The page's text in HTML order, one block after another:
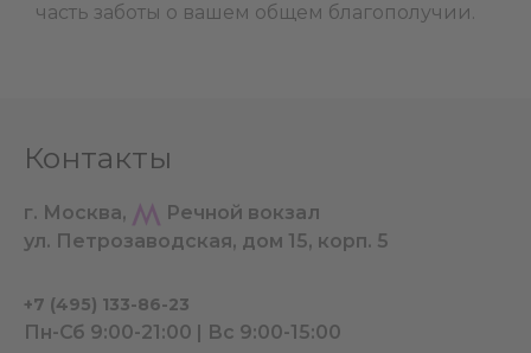
часть заботы о вашем общем благополучии.
Контакты
г. Москва,
Речной вокзал
ул. Петрозаводская, дом 15, корп. 5
+7 (495) 133-86-23
Пн-Сб 9:00-21:00 | Вс 9:00-15:00